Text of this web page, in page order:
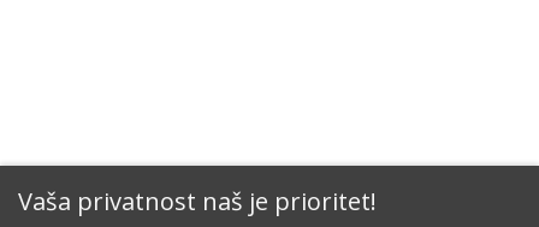
Vaša privatnost naš je prioritet!